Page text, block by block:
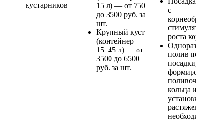
кустарников
15 л) — от 750
до 3500 руб. за
шт.
Крупный куст
(контейнер
15–45 л) — от
3500 до 6500
руб. за шт.
с
стимулятором
роста корней
Одноразовый
полив после
посадки,
формирование
поливочного
кольца и
установка
растяжек (при